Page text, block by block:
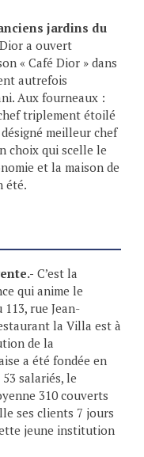
jardins du
a ouvert
« Café Dior » dans
autrefois
Aux fourneaux :
triplement étoilé
meilleur chef
choix qui scelle le
et la maison de
été.
C’est la
qui anime le
rue Jean-
la Villa est à
de la
a été fondée en
salariés, le
310 couverts
ses clients 7 jours
jeune institution